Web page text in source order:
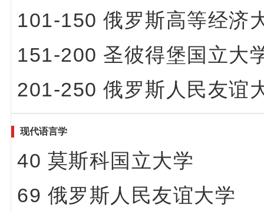
101-150 俄罗斯高等经济
151-200 圣彼得堡国立大
201-250 俄罗斯人民友谊
现代语言学
40 莫斯科国立大学
69 俄罗斯人民友谊大学